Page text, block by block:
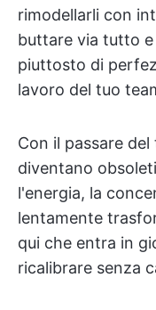
rimodellarli con
buttare via tutto
piuttosto di
lavoro del tuo
Con il passare
diventano
l'energia, la
lentamente
qui che entra in
ricalibrare senza